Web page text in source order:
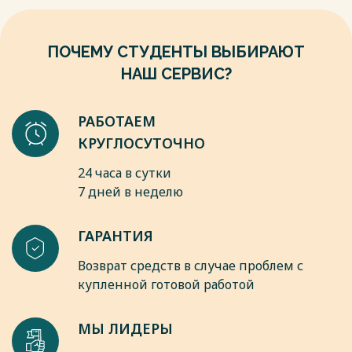
ПОЧЕМУ СТУДЕНТЫ ВЫБИРАЮТ
НАШ СЕРВИС?
РАБОТАЕМ
КРУГЛОСУТОЧНО
24 часа в сутки
7 дней в неделю
ГАРАНТИЯ
Возврат средств в случае проблем с
купленной готовой работой
МЫ ЛИДЕРЫ